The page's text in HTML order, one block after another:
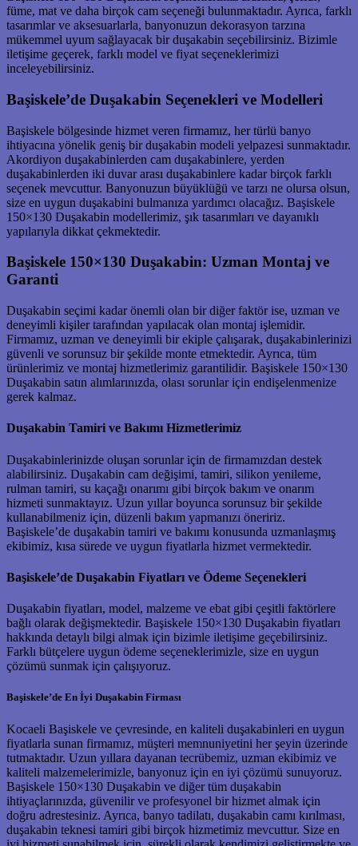
füme, mat ve daha birçok cam seçeneği bulunmaktadır. Ayrıca, farklı
tasarımlar ve aksesuarlarla, banyonuzun dekorasyon tarzına
mükemmel uyum sağlayacak bir duşakabin seçebilirsiniz. Bizimle
iletişime geçerek, farklı model ve fiyat seçeneklerimizi
inceleyebilirsiniz.
Başiskele’de Duşakabin Seçenekleri ve Modelleri
Başiskele bölgesinde hizmet veren firmamız, her türlü banyo
ihtiyacına yönelik geniş bir duşakabin modeli yelpazesi sunmaktadır.
Akordiyon duşakabinlerden cam duşakabinlere, yerden
duşakabinlerden iki duvar arası duşakabinlere kadar birçok farklı
seçenek mevcuttur. Banyonuzun büyüklüğü ve tarzı ne olursa olsun,
size en uygun duşakabini bulmanıza yardımcı olacağız. Başiskele
150×130 Duşakabin modellerimiz, şık tasarımları ve dayanıklı
yapılarıyla dikkat çekmektedir.
Başiskele 150×130 Duşakabin: Uzman Montaj ve
Garanti
Duşakabin seçimi kadar önemli olan bir diğer faktör ise, uzman ve
deneyimli kişiler tarafından yapılacak olan montaj işlemidir.
Firmamız, uzman ve deneyimli bir ekiple çalışarak, duşakabinlerinizi
güvenli ve sorunsuz bir şekilde monte etmektedir. Ayrıca, tüm
ürünlerimiz ve montaj hizmetlerimiz garantilidir. Başiskele 150×130
Duşakabin satın alımlarınızda, olası sorunlar için endişelenmenize
gerek kalmaz.
Duşakabin Tamiri ve Bakımı Hizmetlerimiz
Duşakabinlerinizde oluşan sorunlar için de firmamızdan destek
alabilirsiniz. Duşakabin cam değişimi, tamiri, silikon yenileme,
rulman tamiri, su kaçağı onarımı gibi birçok bakım ve onarım
hizmeti sunmaktayız. Uzun yıllar boyunca sorunsuz bir şekilde
kullanabilmeniz için, düzenli bakım yapmanızı öneririz.
Başiskele’de duşakabin tamiri ve bakımı konusunda uzmanlaşmış
ekibimiz, kısa sürede ve uygun fiyatlarla hizmet vermektedir.
Başiskele’de Duşakabin Fiyatları ve Ödeme Seçenekleri
Duşakabin fiyatları, model, malzeme ve ebat gibi çeşitli faktörlere
bağlı olarak değişmektedir. Başiskele 150×130 Duşakabin fiyatları
hakkında detaylı bilgi almak için bizimle iletişime geçebilirsiniz.
Farklı bütçelere uygun ödeme seçeneklerimizle, size en uygun
çözümü sunmak için çalışıyoruz.
Başiskele’de En İyi Duşakabin Firması
Kocaeli Başiskele ve çevresinde, en kaliteli duşakabinleri en uygun
fiyatlarla sunan firmamız, müşteri memnuniyetini her şeyin üzerinde
tutmaktadır. Uzun yıllara dayanan tecrübemiz, uzman ekibimiz ve
kaliteli malzemelerimizle, banyonuz için en iyi çözümü sunuyoruz.
Başiskele 150×130 Duşakabin ve diğer tüm duşakabin
ihtiyaçlarınızda, güvenilir ve profesyonel bir hizmet almak için
doğru adrestesiniz. Ayrıca, banyo tadilatı, duşakabin camı kırılması,
duşakabin teknesi tamiri gibi birçok hizmetimiz mevcuttur. Size en